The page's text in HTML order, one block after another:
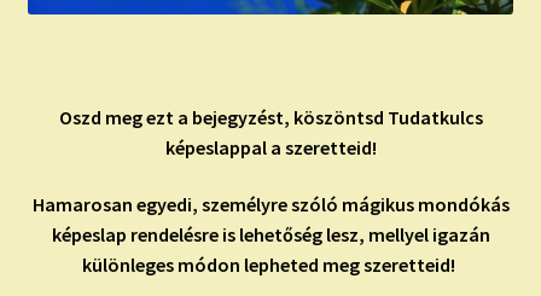
Oszd meg ezt a bejegyzést, köszöntsd Tudatkulcs
képeslappal a szeretteid!
Hamarosan egyedi, személyre szóló mágikus mondókás
képeslap rendelésre is lehetőség lesz, mellyel igazán
különleges módon lepheted meg szeretteid!